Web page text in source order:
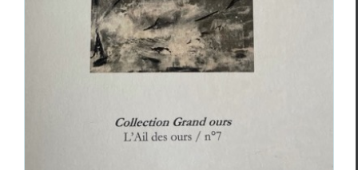
Le Lieu-dit L’Ail des ours
Albertine Benedetto Jacques Robinet Sabine Péglion